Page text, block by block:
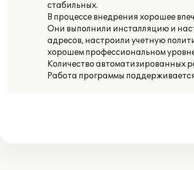
стабильных.
В процессе внедрения хорошее
Они выполнили инсталляцию и
адресов, настроили учетную
хорошем профессиональном
Количество автоматизированных
Работа программы